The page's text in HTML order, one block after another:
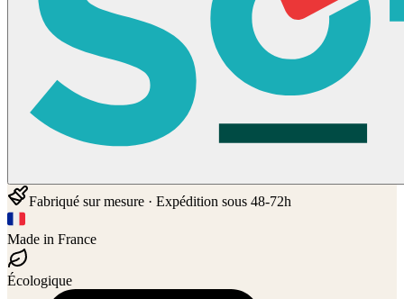
Fabriqué sur mesure · Expédition sous 48-72h
Made in France
Écologique